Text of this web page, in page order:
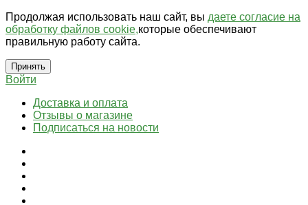
Продолжая использовать наш сайт, вы даете согласие на
обработку файлов cookie,которые обеспечивают
правильную работу сайта.
Принять
Войти
Доставка и оплата
Отзывы о магазине
Подписаться на новости